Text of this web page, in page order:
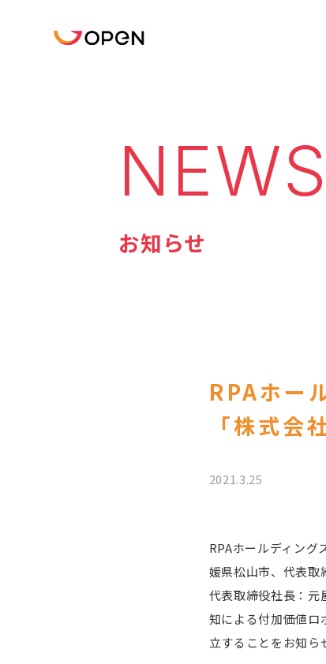
NEWS
お知らせ
RPAホー
「株式会
2021.3.25
RPAホールディン
媛県松山市、代表取
代表取締役社長：元
知による付加価値ロ
立することをお知ら